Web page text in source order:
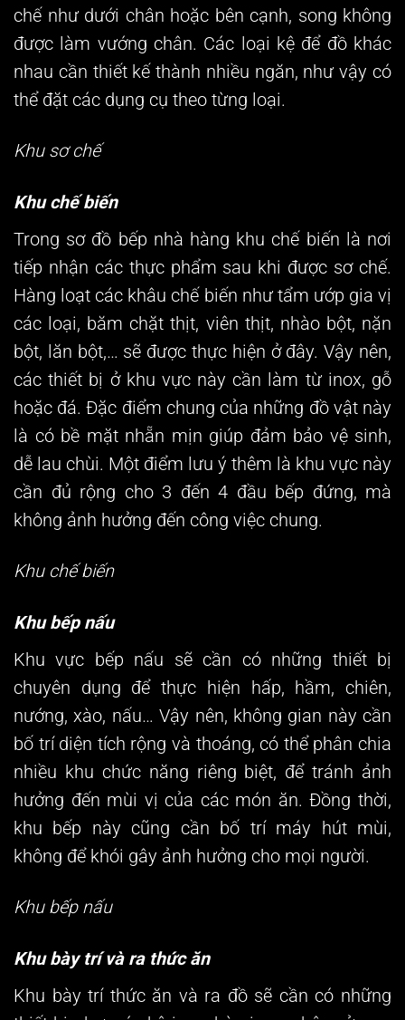
chế như dưới chân hoặc bên cạnh, song không
được làm vướng chân. Các loại kệ để đồ khác
nhau cần thiết kế thành nhiều ngăn, như vậy có
thể đặt các dụng cụ theo từng loại.
Khu sơ chế
Khu chế biến
Trong sơ đồ bếp nhà hàng khu chế biến là nơi
tiếp nhận các thực phẩm sau khi được sơ chế.
Hàng loạt các khâu chế biến như tẩm ướp gia vị
các loại, băm chặt thịt, viên thịt, nhào bột, nặn
bột, lăn bột,… sẽ được thực hiện ở đây. Vậy nên,
các thiết bị ở khu vực này cần làm từ inox, gỗ
hoặc đá. Đặc điểm chung của những đồ vật này
là có bề mặt nhẵn mịn giúp đảm bảo vệ sinh,
dễ lau chùi. Một điểm lưu ý thêm là khu vực này
cần đủ rộng cho 3 đến 4 đầu bếp đứng, mà
không ảnh hưởng đến công việc chung.
Khu chế biến
Khu bếp nấu
Khu vực bếp nấu sẽ cần có những thiết bị
chuyên dụng để thực hiện hấp, hầm, chiên,
nướng, xào, nấu… Vậy nên, không gian này cần
bố trí diện tích rộng và thoáng, có thể phân chia
nhiều khu chức năng riêng biệt, để tránh ảnh
hưởng đến mùi vị của các món ăn. Đồng thời,
khu bếp này cũng cần bố trí máy hút mùi,
không để khói gây ảnh hưởng cho mọi người.
Khu bếp nấu
Khu bày trí và ra thức ăn
Khu bày trí thức ăn và ra đồ sẽ cần có những